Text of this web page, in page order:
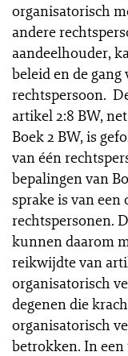
organisatorisch
andere
aandeelhouder,
beleid en de
rechtspersoon.
artikel 2:8 BW,
Boek 2 BW, is
van één
bepalingen van
sprake is van
rechtspersonen.
kunnen daarom
reikwijdte van
organisatorisch
degenen die
organisatorisch
betrokken. In